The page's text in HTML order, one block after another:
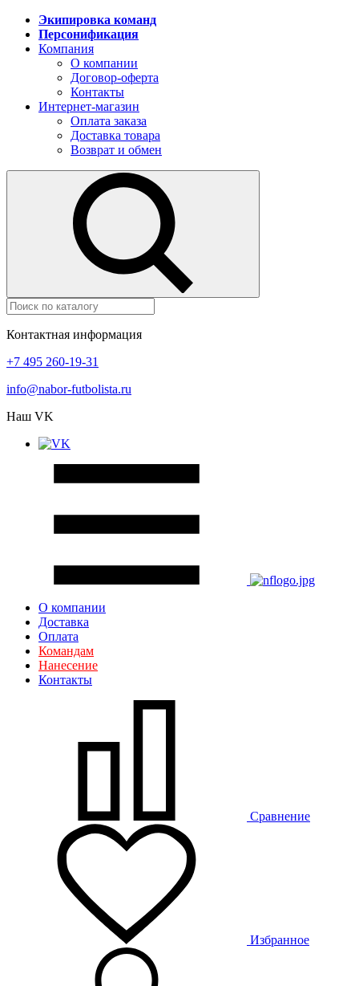
Экипировка команд
Персонификация
Компания
О компании
Договор-оферта
Контакты
Интернет-магазин
Оплата заказа
Доставка товара
Возврат и обмен
Контактная информация
+7 495 260-19-31
info@nabor-futbolista.ru
Наш VK
О компании
Доставка
Оплата
Командам
Нанесение
Контакты
Сравнение
Избранное